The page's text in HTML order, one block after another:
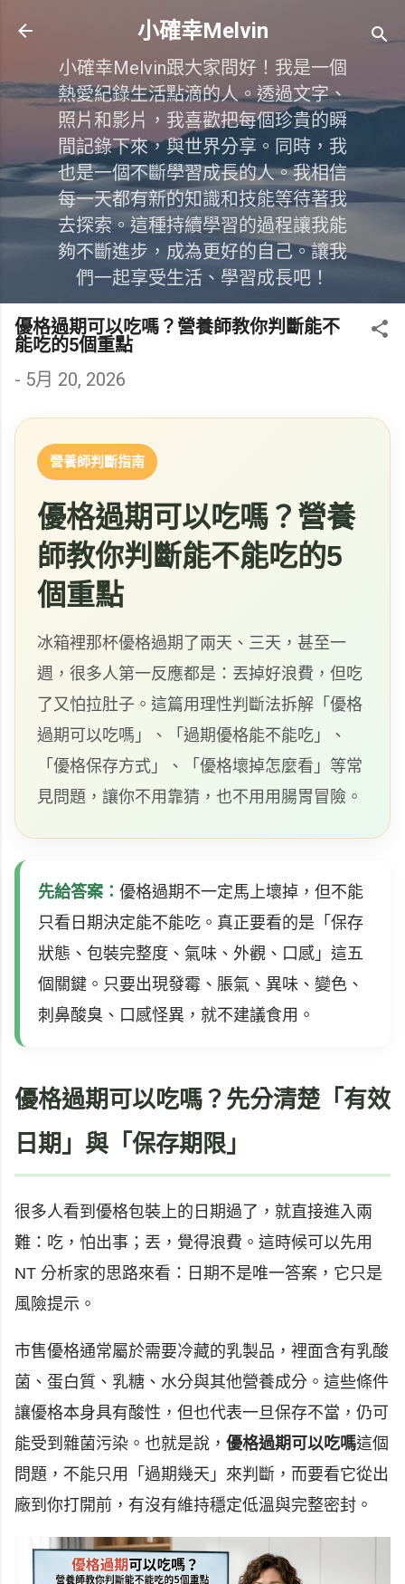
跳到主要內容
小確幸Melvin
小確幸Melvin跟大家問好！我是一個
熱愛紀錄生活點滴的人。透過文字、
照片和影片，我喜歡把每個珍貴的瞬
間記錄下來，與世界分享。同時，我
也是一個不斷學習成長的人。我相信
每一天都有新的知識和技能等待著我
去探索。這種持續學習的過程讓我能
夠不斷進步，成為更好的自己。讓我
們一起享受生活、學習成長吧！
優格過期可以吃嗎？營養師教你判斷能不
能吃的5個重點
- 5月 20, 2026
營養師判斷指南
優格過期可以吃嗎？營養
師教你判斷能不能吃的5
個重點
冰箱裡那杯優格過期了兩天、三天，甚至一
週，很多人第一反應都是：丟掉好浪費，但吃
了又怕拉肚子。這篇用理性判斷法拆解「優格
過期可以吃嗎」、「過期優格能不能吃」、
「優格保存方式」、「優格壞掉怎麼看」等常
見問題，讓你不用靠猜，也不用用腸胃冒險。
先給答案： 優格過期不一定馬上壞掉，但不能
只看日期決定能不能吃。真正要看的是「保存
狀態、包裝完整度、氣味、外觀、口感」這五
個關鍵。只要出現發霉、脹氣、異味、變色、
刺鼻酸臭、口感怪異，就不建議食用。
優格過期可以吃嗎？先分清楚「有效
日期」與「保存期限」
很多人看到優格包裝上的日期過了，就直接進入兩
難：吃，怕出事；丟，覺得浪費。這時候可以先用
NT 分析家的思路來看：日期不是唯一答案，它只是
風險提示。
市售優格通常屬於需要冷藏的乳製品，裡面含有乳酸
菌、蛋白質、乳糖、水分與其他營養成分。這些條件
讓優格本身具有酸性，但也代表一旦保存不當，仍可
能受到雜菌污染。也就是說， 優格過期可以吃嗎這個
問題，不能只用「過期幾天」來判斷，而要看它從出
廠到你打開前，有沒有維持穩定低溫與完整密封。